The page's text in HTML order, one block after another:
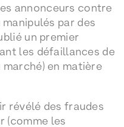
annonceurs contre
par des
un premier
les défaillances de
marché) en matière
révélé des fraudes
(comme les